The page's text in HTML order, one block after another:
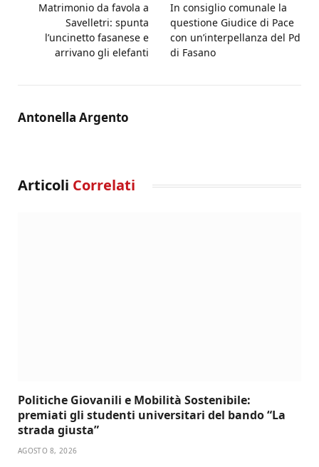
Matrimonio da favola a
Savelletri: spunta
l’uncinetto fasanese e
arrivano gli elefanti
In consiglio comunale la
questione Giudice di Pace
con un’interpellanza del Pd
di Fasano
Antonella Argento
Articoli Correlati
Politiche Giovanili e Mobilità Sostenibile:
premiati gli studenti universitari del bando “La
strada giusta”
AGOSTO 8, 2026